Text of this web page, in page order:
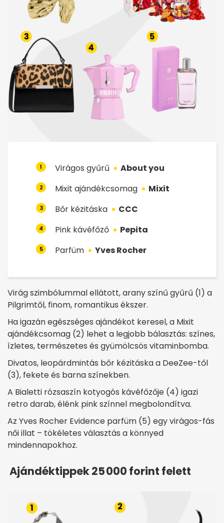
1 Virágos gyűrű About you
2 Mixit ajándékcsomag Mixit
3 Bőr kézitáska CCC
4 Pink kávéfőző Pepita
5 Parfüm Yves Rocher
Virág szimbólummal ellátott, arany színű gyűrű (1) a
Pilgrimtől, finom, romantikus ékszer.
Ha igazán egészséges ajándékot keresel, a Mixit
ajándékcsomag (2) lehet a legjobb bálasztás: színes,
ízletes, természetes és gyümölcsös vitaminbomba.
Divatos, leopárdmintás bőr kézitáska a DeeZee-től
(3), fekete és barna színekben.
A Bialetti rózsaszín kotyogós kávéfőzője (4) igazi
retro darab, élénk pink színnel megbolondítva.
Az Yves Rocher Evidence parfüm (5) egy virágos-fás
női illat – tökéletes választás a könnyed
mindennapokhoz.
Ajándéktippek 25 000 forint felett